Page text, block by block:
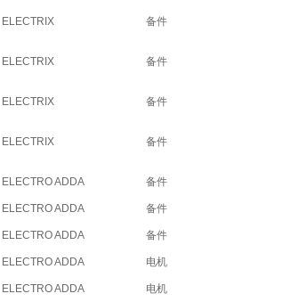
ELECTRIX 备件
ELECTRIX 备件
ELECTRIX 备件
ELECTRIX 备件
ELECTRO ADDA 备件
ELECTRO ADDA 备件
ELECTRO ADDA 备件
ELECTRO ADDA 电机
ELECTRO ADDA 电机